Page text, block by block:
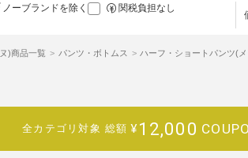
ノーブランドを除く
関税負担なし
)商品一覧 パンツ・ボトムス ハーフ・ショートパンツ(
全カテゴリ対象 総額 ¥12,000